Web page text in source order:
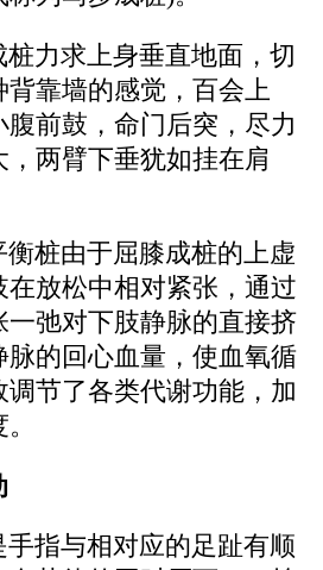
力求上身垂直地面，切
靠墙的感觉，百会上
前鼓，命门后突，尽力
两臂下垂犹如挂在肩
桩由于屈膝成桩的上虚
放松中相对紧张，通过
弛对下肢静脉的直接挤
脉的回心血量，使血氧循
节了各类代谢功能，加
指与相对应的足趾有顺